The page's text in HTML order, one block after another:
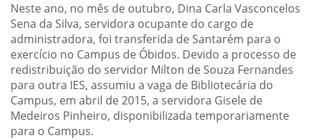
Neste ano, no mês de outubro, Dina Carla Vasconcelos
Sena da Silva, servidora ocupante do cargo de
administradora, foi transferida de Santarém para o
exercício no Campus de Óbidos. Devido a processo de
redistribuição do servidor Milton de Souza Fernandes
para outra IES, assumiu a vaga de Bibliotecária do
Campus, em abril de 2015, a servidora Gisele de
Medeiros Pinheiro, disponibilizada temporariamente
para o Campus.